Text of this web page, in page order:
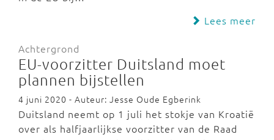
Lees meer
Achtergrond
EU-voorzitter Duitsland moet
plannen bijstellen
4 juni 2020 - Auteur: Jesse Oude Egberink
Duitsland neemt op 1 juli het stokje van Kroatië
over als halfjaarlijkse voorzitter van de Raad